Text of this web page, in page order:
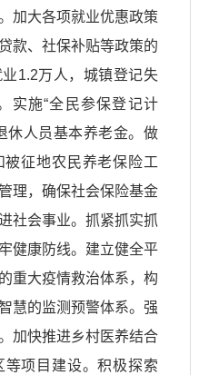
加大各项就业优惠政策
款、社保补贴等政策的
1.2万人，城镇登记失
实施“全民参保登记计
休人员基本养老金。做
征地农民养老保险工
理，确保社会保险基金
社会事业。抓紧抓实抓
健康防线。建立健全平
重大疫情救治体系，构
慧的监测预警体系。强
加快推进乡村医养结合
项目建设。积极探索